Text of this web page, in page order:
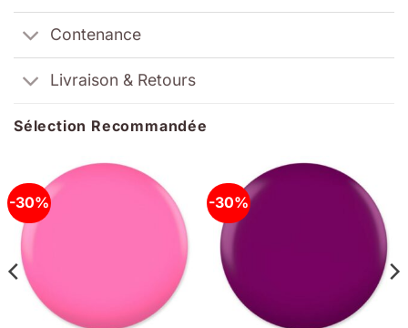
Contenance
Livraison & Retours
Sélection Recommandée
-30% -30%